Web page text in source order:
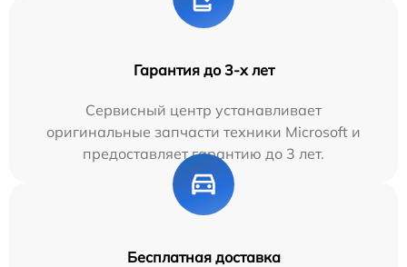
Гарантия до 3-х лет
Сервисный центр устанавливает
оригинальные запчасти техники Microsoft и
предоставляет гарантию до 3 лет.
Бесплатная доставка